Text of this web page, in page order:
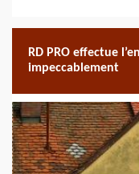
RD PRO effectue
impeccablement